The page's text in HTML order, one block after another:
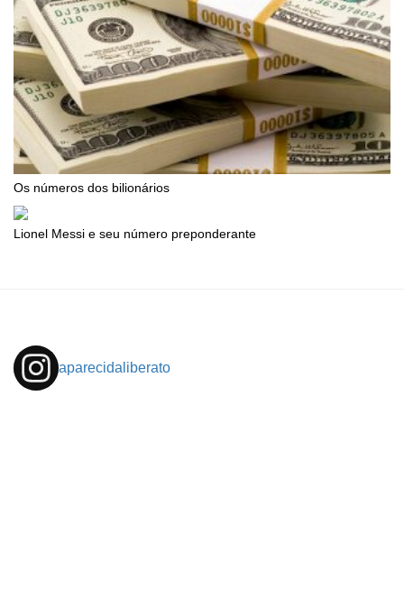
Os números dos bilionários
Lionel Messi e seu número preponderante
aparecidaliberato